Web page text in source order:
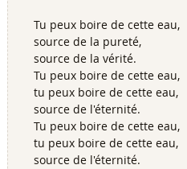
Tu peux boire de cette eau,
source de la pureté,
source de la vérité.
Tu peux boire de cette eau,
tu peux boire de cette eau,
source de l'éternité.
Tu peux boire de cette eau,
tu peux boire de cette eau,
source de l'éternité.